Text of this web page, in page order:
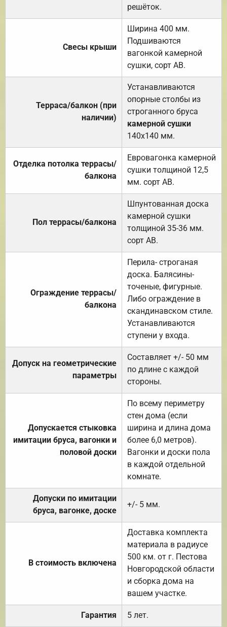
решёток.
Свесы крыши
Ширина 400 мм.
Подшиваются
вагонкой камерной
сушки, сорт АВ.
Терраса/балкон (при
наличии)
Устанавливаются
опорные столбы из
строганного бруса
камерной сушки
140х140 мм.
Отделка потолка террасы/
балкона
Евровагонка камерной
сушки толщиной 12,5
мм. сорт АВ.
Пол террасы/балкона
Шпунтованная доска
камерной сушки
толщиной 35-36 мм.
сорт АВ.
Ограждение террасы/
балкона
Перила- строганая
доска. Балясины-
точеные, фигурные.
Либо ограждение в
скандинавском стиле.
Устанавливаются
ступени у входа.
Допуск на геометрические
параметры
Составляет +/- 50 мм
по длине с каждой
стороны.
Допускается стыковка
имитации бруса, вагонки и
половой доски
По всему периметру
стен дома (если
ширина и длина дома
более 6,0 метров).
Вагонки и доски пола
в каждой отдельной
комнате.
Допуски по имитации
бруса, вагонке, доске
+/- 5 мм.
В стоимость включена
Доставка комплекта
материала в радиусе
500 км. от г. Пестова
Новгородской области
и сборка дома на
вашем участке.
Гарантия 5 лет.